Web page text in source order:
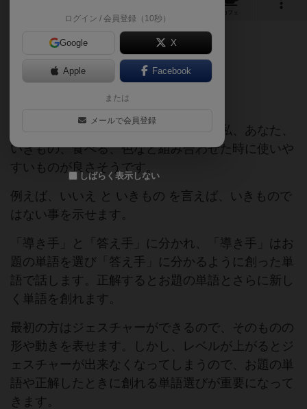
カフェ
言葉を創造する協力ゲームです。
最初に使える単語を創ります。
はい、いいえ、は必須だと思います。私、あなた、
いきもの、食べる、色など組み合わせた時に使いや
すいものが良さそうです。
例えば、いいえ と いきもの を言えば、いきもので
はない事を示せます。
「導き手」と「答え手」に分かれ、「導き手」はお
題の単語を選び「答え手」に分かるように創った単
語で話します。正解するとお題の単語とさらに新し
く単語を創れます。
最初の方はジェスチャーができるので、そのものの
形や動きを表せます。しかし、レベルが上がるとジ
ェスチャーが出来なくなってしまうので、お題の単
語や正解したときに創れる単語選びが重要になって
きます。
ログイン / 会員登録（10秒）
Google X
Apple Facebook
または
メールで会員登録
しばらく表示しない